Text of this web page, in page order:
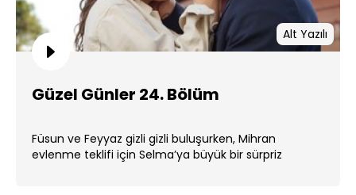
Alt Yazılı
Güzel Günler 24. Bölüm
Füsun ve Feyyaz gizli gizli buluşurken, Mihran
evlenme teklifi için Selma’ya büyük bir sürpriz